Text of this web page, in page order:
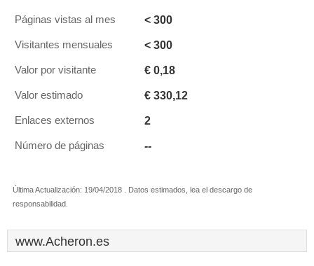
Páginas vistas al mes < 300
Visitantes mensuales < 300
Valor por visitante € 0,18
Valor estimado € 330,12
Enlaces externos 2
Número de páginas --
Última Actualización: 19/04/2018 . Datos estimados, lea el descargo de
responsabilidad.
www.Acheron.es